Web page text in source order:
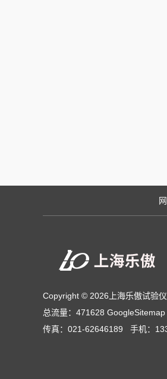
Copyright © 2026上海乐傲试验
总流量：471628 GoogleSitemap
传真：021-62646189 手机：